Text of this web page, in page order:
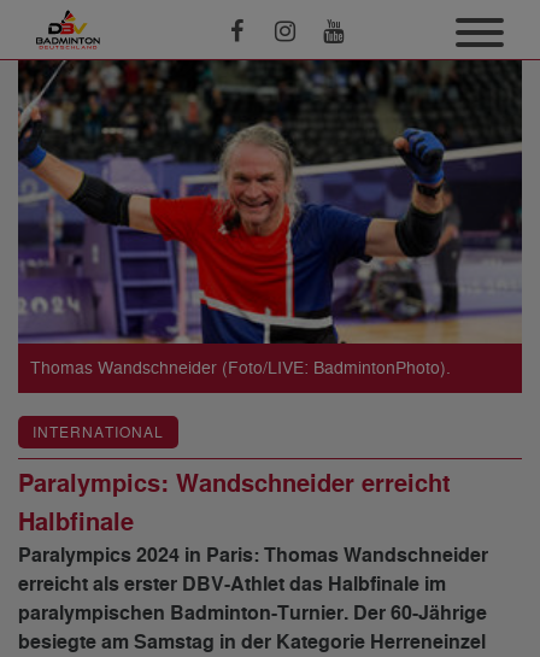
Thomas Wandschneider (Foto/LIVE: BadmintonPhoto).
INTERNATIONAL
Paralympics: Wandschneider erreicht
Halbfinale
Paralympics 2024 in Paris: Thomas Wandschneider
erreicht als erster DBV-Athlet das Halbfinale im
paralympischen Badminton-Turnier. Der 60-Jährige
besiegte am Samstag in der Kategorie Herreneinzel